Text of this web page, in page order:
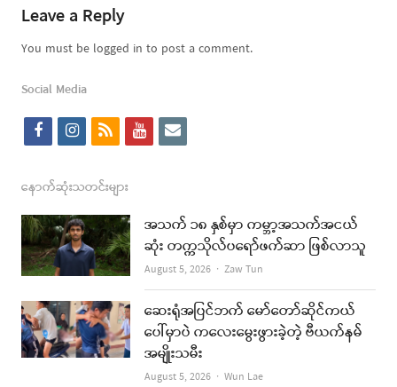
Leave a Reply
You must be logged in to post a comment.
Social Media
f
c
e
b
o
o
k
i
s
t
a
g
r
a
m
r
s
y
t
u
b
e
i
l
နောက်ဆုံးသတင်းများ
အသက် ၁၈ နှစ်မှာ ကမ္ဘာ့အသက်အငယ်
ဆုံး တက္ကသိုလ်ပရော်ဖက်ဆာ ဖြစ်လာသူ
August 5, 2026 Author
Zaw Tun
ဆေးရုံအပြင်ဘက် မော်တော်ဆိုင်ကယ်
ပေါ်မှာပဲ ကလေးမွေးဖွားခဲ့တဲ့ ဗီယက်နမ်
အမျိုးသမီး
August 5, 2026 Author
Wun Lae